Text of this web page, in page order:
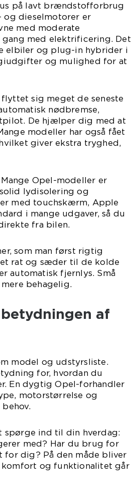
på lavt brændstofforbrug
og dieselmotorer er
med moderate
med elektrificering. Det
elbiler og plug-in hybrider i
og mulighed for at
sig meget de seneste
nødbremse,
De hjælper dig med at
modeller har også fået
giver ekstra tryghed,
Opel-modeller er
lydisolering og
med touchskærm, Apple
i mange udgaver, så du
fra bilen.
som man først rigtig
rat og sæder til de kolde
automatisk fjernlys. Små
behagelig.
af
model og udstyrsliste.
for, hvordan du
En dygtig Opel-forhandler
motorstørrelse og
ind til din hverdag:
med? Har du brug for
dig? På den måde bliver
og funktionalitet går